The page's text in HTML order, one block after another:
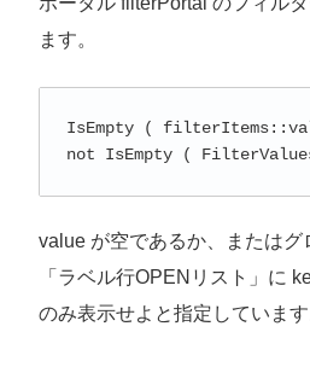
ます。
IsEmpty (
not IsEmpty (
value が空であるか、またはグ
「ラベル行OPENリスト」に
のみ表示せよと指定しています